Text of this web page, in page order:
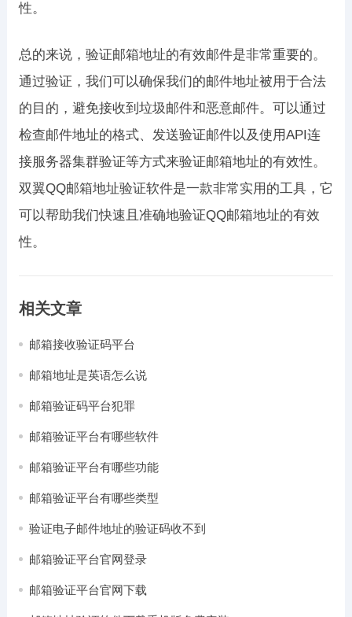
性。
总的来说，验证邮箱地址的有效邮件是非常重要的。
通过验证，我们可以确保我们的邮件地址被用于合法
的目的，避免接收到垃圾邮件和恶意邮件。可以通过
检查邮件地址的格式、发送验证邮件以及使用API连
接服务器集群验证等方式来验证邮箱地址的有效性。
双翼QQ邮箱地址验证软件是一款非常实用的工具，它
可以帮助我们快速且准确地验证QQ邮箱地址的有效
性。
相关文章
邮箱接收验证码平台
邮箱地址是英语怎么说
邮箱验证码平台犯罪
邮箱验证平台有哪些软件
邮箱验证平台有哪些功能
邮箱验证平台有哪些类型
验证电子邮件地址的验证码收不到
邮箱验证平台官网登录
邮箱验证平台官网下载